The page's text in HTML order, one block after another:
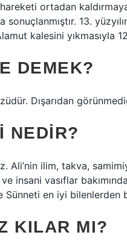
ortadan kaldırmaya
sonuçlanmıştır. 13.
kalesini yıkmasıyla
DEMEK?
Dışarıdan
NEDIR?
Ali’nin ilim, takva,
insani vasıflar
Sünneti en iyi
KILAR MI?